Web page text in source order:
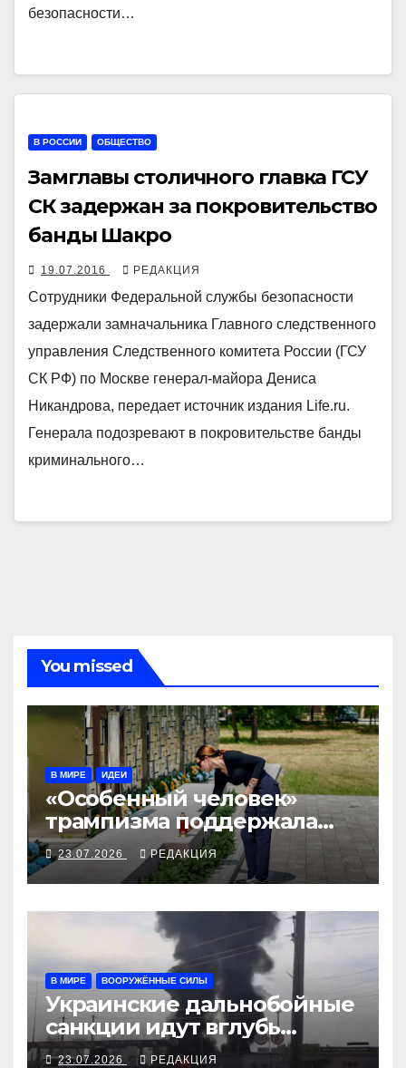
безопасности…
В РОССИИ ОБЩЕСТВО
Замглавы столичного главка ГСУ
СК задержан за покровительство
банды Шакро
19.07.2016 РЕДАКЦИЯ
Сотрудники Федеральной службы безопасности
задержали замначальника Главного следственного
управления Следственного комитета России (ГСУ
СК РФ) по Москве генерал-майора Дениса
Никандрова, передает источник издания Life.ru.
Генерала подозревают в покровительстве банды
криминального…
You missed
В МИРЕ ИДЕИ
«Особенный человек»
трампизма поддержала
Украину
23.07.2026 РЕДАКЦИЯ
В МИРЕ ВООРУЖЁННЫЕ СИЛЫ
Украинские дальнобойные
санкции идут вглубь
российской нефтянки
23.07.2026 РЕДАКЦИЯ